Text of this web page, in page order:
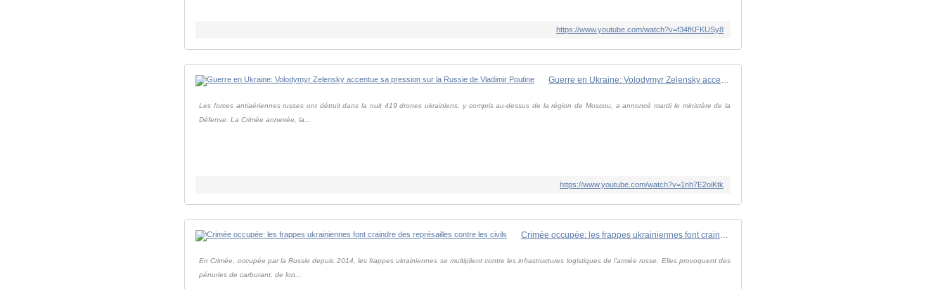
https://www.youtube.com/watch?v=f34fKFKUSy8
Guerre en Ukraine: Volodymyr Zelensky accentue sa pression sur la Russie de Vladimir Poutine
Les forces antiaériennes russes ont détruit dans la nuit 419 drones ukrainiens, y compris au-dessus de la région de Moscou, a annoncé mardi le ministère de la
Défense. La Crimée annexée, la...
https://www.youtube.com/watch?v=1nh7E2oiKtk
Crimée occupée: les frappes ukrainiennes font craindre des représailles contre les civils
En Crimée, occupée par la Russie depuis 2014, les frappes ukrainiennes se multiplient contre les infrastructures logistiques de l'armée russe. Elles provoquent des
pénuries de carburant, de lon...